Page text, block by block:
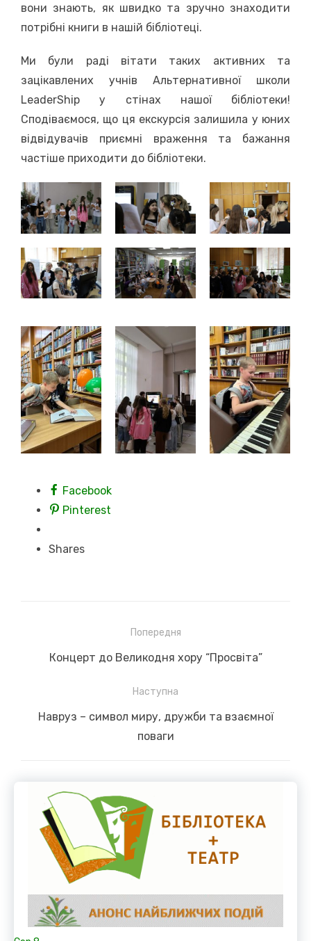
вони знають, як швидко та зручно знаходити
потрібні книги в нашій бібліотеці.
Ми були раді вітати таких активних та
зацікавлених учнів Альтернативної школи
LeaderShip у стінах нашої бібліотеки!
Сподіваємося, що ця екскурсія залишила у юних
відвідувачів приємні враження та бажання
частіше приходити до бібліотеки.
Facebook
Pinterest
Shares
записів
Попередня
Previous
Концерт до Великодня хору “Просвіта”
Наступна
Next
Навруз – символ миру, дружби та взаємної
поваги